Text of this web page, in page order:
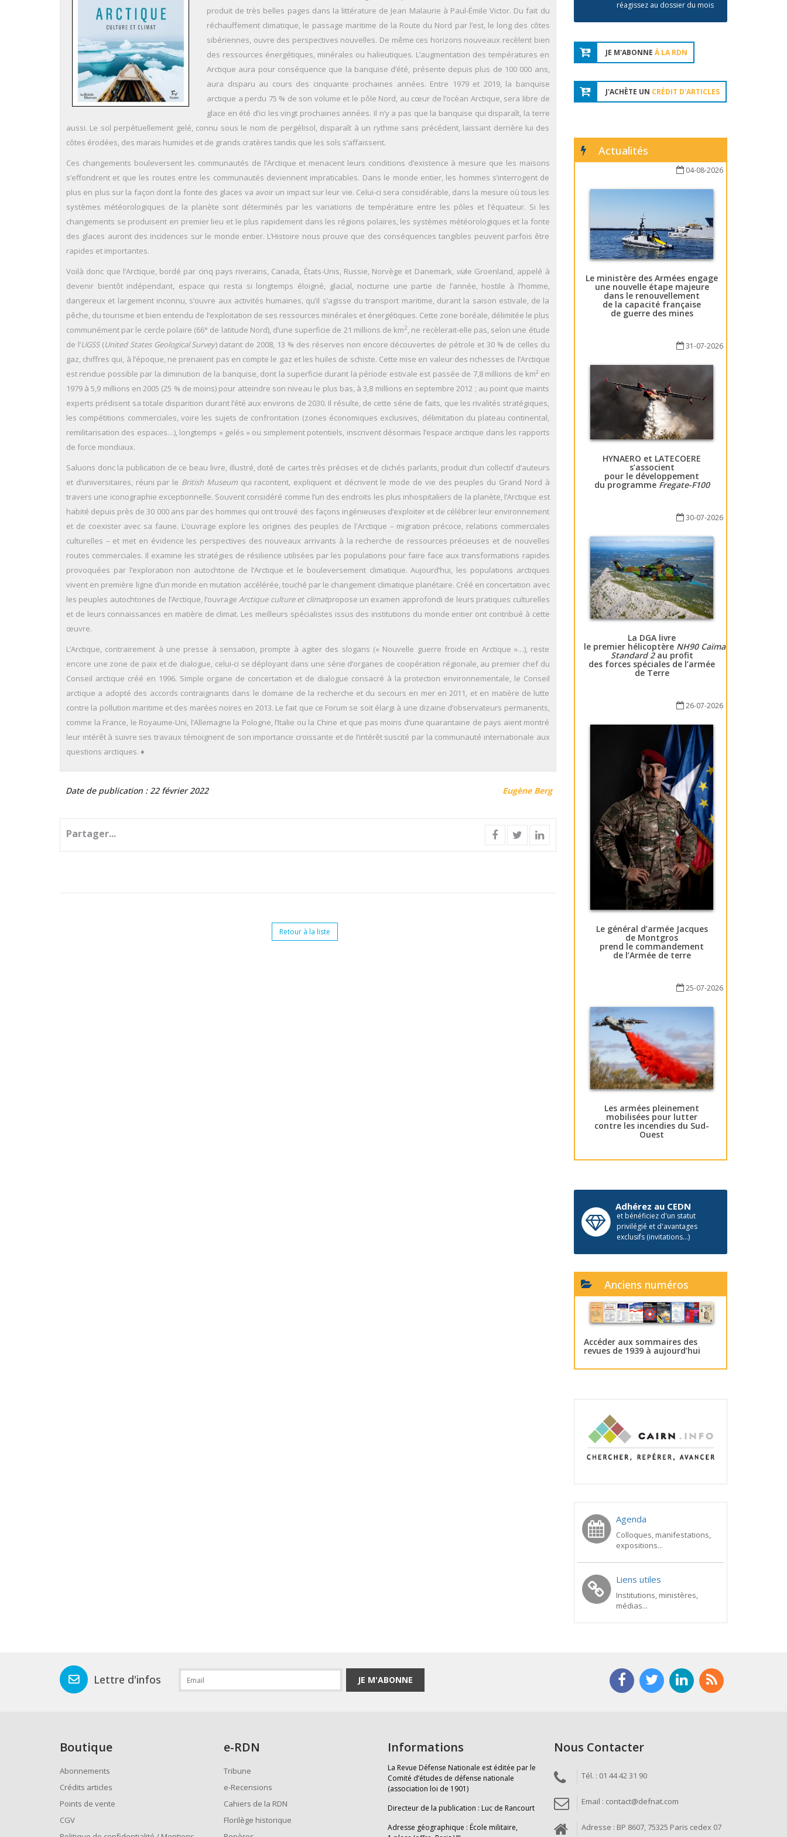
produit de très belles pages dans la littérature de Jean Malaurie à Paul-Émile Victor. Du fait du
réchauffement climatique, le passage maritime de la Route du Nord par l’est, le long des côtes
sibériennes, ouvre des perspectives nouvelles. De même ces horizons nouveaux recèlent bien
des ressources énergétiques, minérales ou halieutiques. L’augmentation des températures en
Arctique aura pour conséquence que la banquise d’été, présente depuis plus de 100 000 ans,
aura disparu au cours des cinquante prochaines années. Entre 1979 et 2019, la banquise
arctique a perdu 75 % de son volume et le pôle Nord, au cœur de l’océan Arctique, sera libre de
glace en été d’ici les vingt prochaines années. Il n’y a pas que la banquise qui disparaît, la terre
aussi. Le sol perpétuellement gelé, connu sous le nom de pergélisol, disparaît à un rythme sans précédent, laissant derrière lui des
côtes érodées, des marais humides et de grands cratères tandis que les sols s’affaissent.
Ces changements bouleversent les communautés de l’Arctique et menacent leurs conditions d’existence à mesure que les maisons
s’effondrent et que les routes entre les communautés deviennent impraticables. Dans le monde entier, les hommes s’interrogent de
plus en plus sur la façon dont la fonte des glaces va avoir un impact sur leur vie. Celui-ci sera considérable, dans la mesure où tous les
systèmes météorologiques de la planète sont déterminés par les variations de température entre les pôles et l’équateur. Si les
changements se produisent en premier lieu et le plus rapidement dans les régions polaires, les systèmes météorologiques et la fonte
des glaces auront des incidences sur le monde entier. L’Histoire nous prouve que des conséquences tangibles peuvent parfois être
rapides et importantes.
Voilà donc que l’Arctique, bordé par cinq pays riverains, Canada, États-Unis, Russie, Norvège et Danemark, viale Groenland, appelé à
devenir bientôt indépendant, espace qui resta si longtemps éloigné, glacial, nocturne une partie de l’année, hostile à l’homme,
dangereux et largement inconnu, s’ouvre aux activités humaines, qu’il s’agisse du transport maritime, durant la saison estivale, de la
pêche, du tourisme et bien entendu de l’exploitation de ses ressources minérales et énergétiques. Cette zone boréale, délimitée le plus
communément par le cercle polaire (66° de latitude Nord), d’une superficie de 21 millions de km2, ne recèlerait-elle pas, selon une étude
de l’UGSS(United States Geological Survey) datant de 2008, 13 % des réserves non encore découvertes de pétrole et 30 % de celles du
gaz, chiffres qui, à l’époque, ne prenaient pas en compte le gaz et les huiles de schiste. Cette mise en valeur des richesses de l’Arctique
est rendue possible par la diminution de la banquise, dont la superficie durant la période estivale est passée de 7,8 millions de km² en
1979 à 5,9 millions en 2005 (25 % de moins) pour atteindre son niveau le plus bas, à 3,8 millions en septembre 2012 ; au point que maints
experts prédisent sa totale disparition durant l’été aux environs de 2030. Il résulte, de cette série de faits, que les rivalités stratégiques,
les compétitions commerciales, voire les sujets de confrontation (zones économiques exclusives, délimitation du plateau continental,
remilitarisation des espaces…), longtemps « gelés » ou simplement potentiels, inscrivent désormais l’espace arctique dans les rapports
de force mondiaux.
Saluons donc la publication de ce beau livre, illustré, doté de cartes très précises et de clichés parlants, produit d’un collectif d’auteurs
et d’universitaires, réuni par le British Museumqui racontent, expliquent et décrivent le mode de vie des peuples du Grand Nord à
travers une iconographie exceptionnelle. Souvent considéré comme l’un des endroits les plus inhospitaliers de la planète, l’Arctique est
habité depuis près de 30 000 ans par des hommes qui ont trouvé des façons ingénieuses d’exploiter et de célébrer leur environnement
et de coexister avec sa faune. L’ouvrage explore les origines des peuples de l'Arctique – migration précoce, relations commerciales
culturelles – et met en évidence les perspectives des nouveaux arrivants à la recherche de ressources précieuses et de nouvelles
routes commerciales. Il examine les stratégies de résilience utilisées par les populations pour faire face aux transformations rapides
provoquées par l’exploration non autochtone de l’Arctique et le bouleversement climatique. Aujourd’hui, les populations arctiques
vivent en première ligne d’un monde en mutation accélérée, touché par le changement climatique planétaire. Créé en concertation avec
les peuples autochtones de l’Arctique, l’ouvrageArctique culture et climatpropose un examen approfondi de leurs pratiques culturelles
et de leurs connaissances en matière de climat. Les meilleurs spécialistes issus des institutions du monde entier ont contribué à cette
œuvre.
L’Arctique, contrairement à une presse à sensation, prompte à agiter des slogans (« Nouvelle guerre froide en Arctique »…), reste
encore une zone de paix et de dialogue, celui-ci se déployant dans une série d’organes de coopération régionale, au premier chef du
Conseil arctique créé en 1996. Simple organe de concertation et de dialogue consacré à la protection environnementale, le Conseil
arctique a adopté des accords contraignants dans le domaine de la recherche et du secours en mer en 2011, et en matière de lutte
contre la pollution maritime et des marées noires en 2013. Le fait que ce Forum se soit élargi à une dizaine d’observateurs permanents,
comme la France, le Royaume-Uni, l’Allemagne la Pologne, l’Italie ou la Chine et que pas moins d’une quarantaine de pays aient montré
leur intérêt à suivre ses travaux témoignent de son importance croissante et de l’intérêt suscité par la communauté internationale aux
questions arctiques. ♦
Eugène Berg
Date de publication : 22 février 2022
Partager...
Retour à la liste
réagissez au dossier du mois
JE M'ABONNE À LA RDN
J'ACHÈTE UN CRÉDIT D'ARTICLES
Actualités
04-08-2026
Le ministère des Armées engage
une nouvelle étape majeure
dans le renouvellement
de la capacité française
de guerre des mines
31-07-2026
HYNAERO et LATECOERE
s’associent
pour le développement
du programme Fregate-F100
30-07-2026
La DGA livre
le premier hélicoptère NH90 Caïman
Standard 2au profit
des forces spéciales de l’armée
de Terre
26-07-2026
Le général d’armée Jacques
de Montgros
prend le commandement
de l’Armée de terre
25-07-2026
Les armées pleinement
mobilisées pour lutter
contre les incendies du Sud-
Ouest
Adhérez au CEDN
et bénéficiez d'un statut
privilégié et d'avantages
exclusifs (invitations...)
Anciens numéros
Accéder aux sommaires des
revues de 1939 à aujourd’hui
Agenda
Colloques, manifestations,
expositions...
Liens utiles
Institutions, ministères,
médias...
Lettre d'infos JE M'ABONNE
Boutique
Abonnements
Crédits articles
Points de vente
CGV
e-RDN
Tribune
e-Recensions
Cahiers de la RDN
Florilège historique
Informations
La Revue Défense Nationale est éditée par le
Comité d’études de défense nationale
(association loi de 1901)
Directeur de la publication : Luc de Rancourt
Adresse géographique : École militaire,
Nous Contacter
Tél. : 01 44 42 31 90
Email : contact@defnat.com
Adresse : BP 8607, 75325 Paris cedex 07